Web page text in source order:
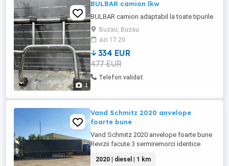
1
BULBAR camion lkw
BULBAR camion adaptabil la toate tipurile
Buzau, Buzau
azi 17:20
334 EUR
477 EUR
Telefon validat
Vand Schmitz 2020 anvelope
foarte bune
Vand Schmitz 2020 anvelope foarte bune
Revizii facute 3 sermiremorci identice
2020 | diesel | 1 km